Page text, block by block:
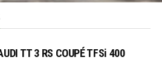
TT 3 RS COUPÉ TFSi 400